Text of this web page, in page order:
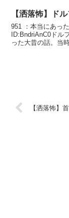
【洒落怖】ド
951 ：本当にあっ
ID:BndriAnC0ドル
った大昔の話。当
【洒落怖】